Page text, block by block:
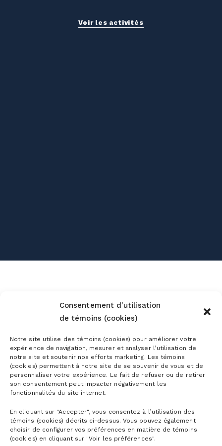
Consentement d'utilisation
de témoins (cookies)
Notre site utilise des témoins (cookies) pour améliorer votre
expérience de navigation, mesurer et analyser l’utilisation de
notre site et soutenir nos efforts marketing. Les témoins
(cookies) permettent à notre site de se souvenir de vous et de
personnaliser votre expérience. Le fait de refuser ou de retirer
son consentement peut impacter négativement les
fonctionnalités du site internet.
En cliquant sur "Accepter", vous consentez à l’utilisation des
témoins (cookies) décrits ci-dessus. Vous pouvez également
choisir de configurer vos préférences en matière de témoins
(cookies) en cliquant sur "Voir les préférences".
Voir les activités